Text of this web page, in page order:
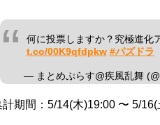
何に投票しますか？究極進化
t.co/00K9qfdpkw #パズドラ
— まとめぷらす@疾風乱舞
計期間：5/14(木)19:00 〜 5/